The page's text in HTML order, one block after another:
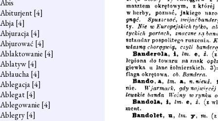
Abis
Abiturjent[4]
Abja[4]
Abjuracja[4]
Abjurować [4]
Ablaktowanie [4]
Ablatyw[4]
Abłaucha[4]
Ablegacja[4]
Ablegat[4]
Ablegowanie [4]
Ablegry[4]